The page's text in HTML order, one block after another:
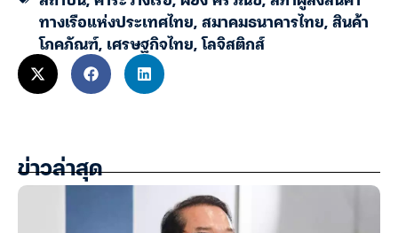
ทางเรือแห่งประเทศไทย,สมาคมธนาคารไทย,สินค้า
โภคภัณฑ์, เศรษฐกิจไทย,โลจิสติกส์
ข่าวล่าสุด